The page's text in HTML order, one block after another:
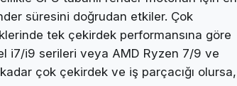
süresini doğrudan etkiler. Çok
tek çekirdek performansına göre
i7/i9 serileri veya AMD Ryzen 7/9 ve
çok çekirdek ve iş parçacığı olursa,